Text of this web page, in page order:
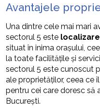
Avantajele
Una dintre cele mai mari
sectorul 5 este
situat în inima orașului,
la toate facilitățile și
sectorul 5 este cunoscut
ale proprietăților, ceea ce
pentru cei care doresc să
București.